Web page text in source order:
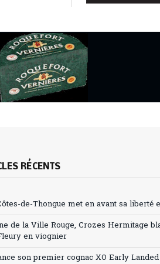
RÉCENTS
de-Thongue met en avant sa
de la Ville Rouge, Crozes Hermitage
en viognier
son premier cognac XO Early Landed